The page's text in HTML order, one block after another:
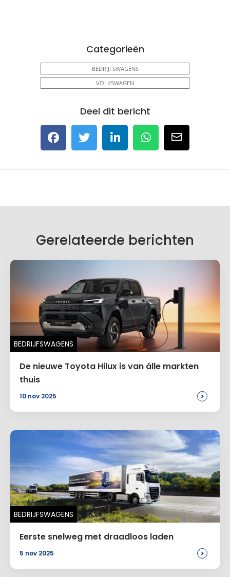
Categorieën
BEDRIJFSWAGENS
VOLKSWAGEN
Deel dit bericht
Gerelateerde berichten
BEDRIJFSWAGENS
De nieuwe Toyota Hilux is van álle markten
thuis
10 nov 2025 >
BEDRIJFSWAGENS
Eerste snelweg met draadloos laden
5 nov 2025 >